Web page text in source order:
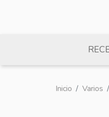
Inicio Varios